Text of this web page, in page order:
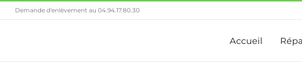
au
Demande d'enlèvement au 04.94.17.80.30
Accueil